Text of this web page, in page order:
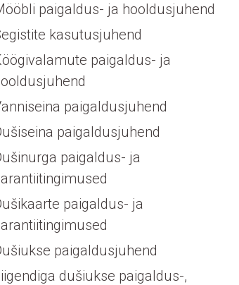
paigaldus- ja hooldusjuhend
kasutusjuhend
paigaldus- ja
paigaldusjuhend
paigaldusjuhend
paigaldus- ja
paigaldus- ja
paigaldusjuhend
dušiukse paigaldus-,